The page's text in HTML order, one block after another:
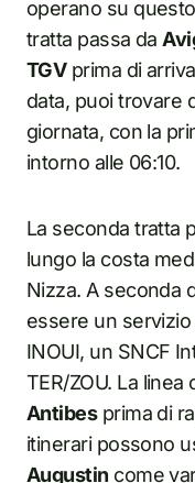
operano su
tratta passa da
TGVprima di
data, puoi trovare
giornata, con la
intorno alle 06:10.
La seconda tratta
lungo la costa
Nizza. A seconda
essere un
INOUI, un SNCF
TER/ZOU. La
Antibesprima di
itinerari possono
Augustin come